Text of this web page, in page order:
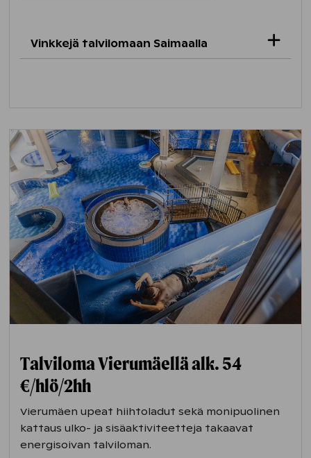
Vinkkejä talvilomaan Saimaalla
SounDome, jossa soitetaan jäästä
valmistetuilla soittimilla! Esitykset
järjestetään Imatralla.
Ukonniemenensilumenladulla
pääset
hiihtämään. Latu on valaistu joka päivä klo
6-22 välisenä aikana.
Tuplakasin aktiviteettikeskuksesta
voit
vuokrata maastopyöriä sekä lumikenkiä
omatoimiseen retkeilyyn.
Hotellin vastaanotosta voit lainata
pulkkia sekä liukureita ja suunnata
mäenlaskuun.
Talviloma Vierumäellä alk. 54
€/hlö/2hh
Vierumäen upeat hiihtoladut sekä monipuolinen
kattaus ulko- ja sisäaktiviteetteja takaavat
energisoivan talviloman.